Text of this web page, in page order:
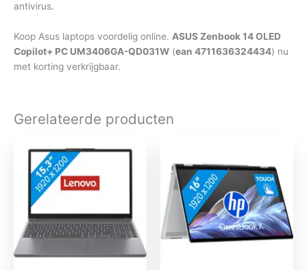
antivirus.
Koop Asus laptops voordelig online. ASUS Zenbook 14 OLED
Copilot+ PC UM3406GA-QD031W (ean 4711636324434) nu
met korting verkrijgbaar.
Gerelateerde producten